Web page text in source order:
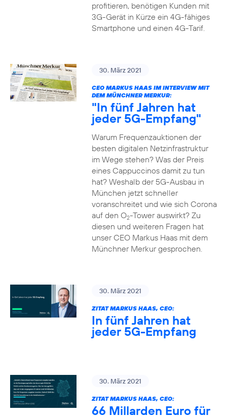
profitieren, benötigen Kunden mit
3G-Gerät in Kürze ein 4G-fähiges
Smartphone und einen 4G-Tarif.
30. März 2021
CEO MARKUS HAAS IM INTERVIEW MIT
DEM MÜNCHNER MERKUR:
"In fünf Jahren hat
jeder 5G-Empfang"
Warum Frequenzauktionen der
besten digitalen Netzinfrastruktur
im Wege stehen? Was der Preis
eines Cappuccinos damit zu tun
hat? Weshalb der 5G-Ausbau in
München jetzt schneller
voranschreitet und wie sich Corona
auf den O2-Tower auswirkt? Zu
diesen und weiteren Fragen hat
unser CEO Markus Haas mit dem
Münchner Merkur gesprochen.
30. März 2021
ZITAT MARKUS HAAS, CEO:
In fünf Jahren hat
jeder 5G-Empfang
30. März 2021
ZITAT MARKUS HAAS, CEO:
66 Millarden Euro für